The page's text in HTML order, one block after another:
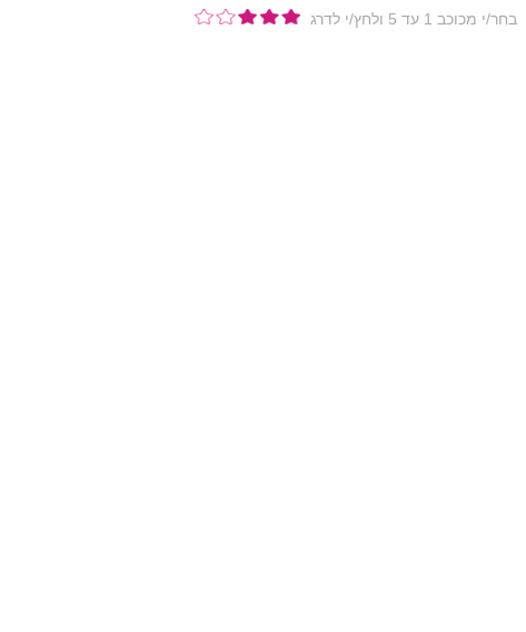
בחר/י מכוכב 1 עד 5 ולחץ/י לדרג